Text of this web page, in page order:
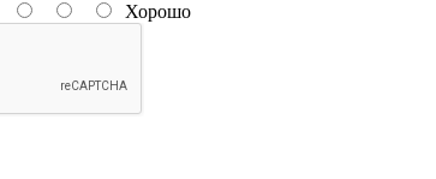
Хорошо